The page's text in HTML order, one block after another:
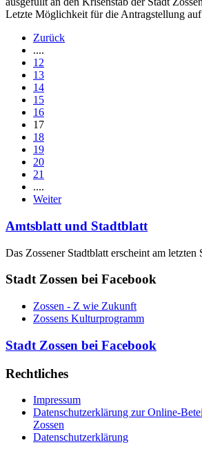
Letzte Möglichkeit für die Antragstellung
Zurück
....
12
13
14
15
16
17
18
19
20
21
....
Weiter
Amtsblatt und Stadtblatt
Das Zossener Stadtblatt erscheint am letzten
Stadt Zossen bei Facebook
Zossen - Z wie Zukunft
Zossens Kulturprogramm
Stadt Zossen bei Facebook
Rechtliches
Impressum
Datenschutzerklärung zur Online-
Zossen
Datenschutzerklärung